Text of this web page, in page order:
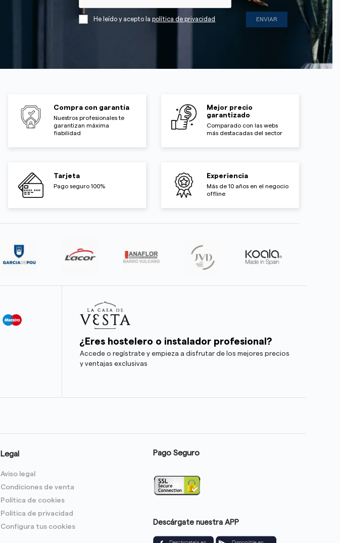
He leído y acepto lapolítica de privacidad
Compra con garantía
Nuestros profesionales te
garantizan máxima
fiabilidad
Mejor precio
garantizado
Comparado con las webs
más destacadas del sector
Tarjeta
Pago seguro 100%
Experiencia
Más de 10 años en el negocio
offline
¿Eres hostelero o instalador profesional?
Accede o regístrate y empieza a disfrutar de los mejores precios
y ventajas exclusivas
Legal
Aviso legal
Condiciones de venta
Política de cookies
Politica de privacidad
Configura tus cookies
Pago Seguro
Descárgate nuestra APP